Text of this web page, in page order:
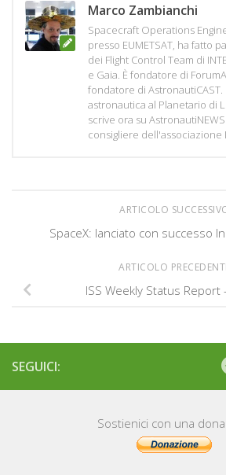
Marco Zambianchi
Spacecraft Operations
presso EUMETSAT, ha fatto
dei Flight Control Team di
e Gaia. È fondatore di
fondatore di
astronautica al Planetario di
scrive ora su
consigliere dell'associazione
ARTICOLO
SpaceX: lanciato con successo
ARTICOLO
ISS Weekly Status Report
SEGUICI:
Sostienici con una